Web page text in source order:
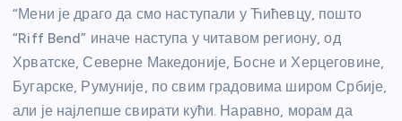
“Мени је драго да смо наступали у Ћићевцу, пошто
“Riff Bend” иначе наступа у читавом региону, од
Хрватске, Северне Македоније, Босне и Херцеговине,
Бугарске, Румуније, по свим градовима широм Србије,
али је најлепше свирати кући. Наравно, морам да